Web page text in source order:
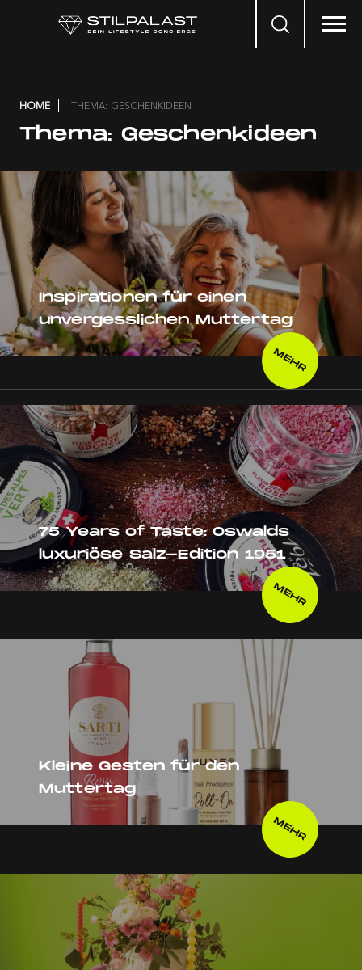
Search
HOME THEMA: GESCHENKIDEEN
Thema: Geschenkideen
Inspirationen für einen
unvergesslichen Muttertag
MEHR
75 Years of Taste: Oswalds
luxuriöse Salz-Edition 1951
MEHR
Kleine Gesten für den
Muttertag
MEHR